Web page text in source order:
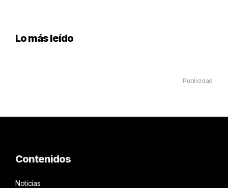
Lo más leído
Publicidad
Contenidos
Noticias